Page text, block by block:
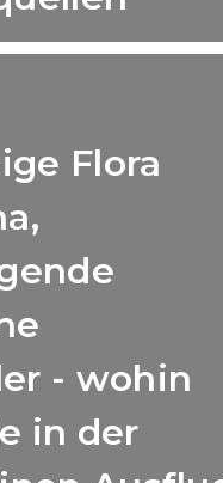
Flora
- wohin
in der